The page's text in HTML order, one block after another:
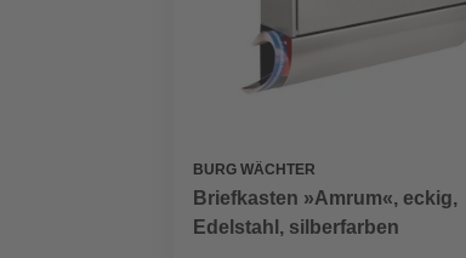
BURG WÄCHTER
Briefkasten »Amrum«, eckig,
Edelstahl, silberfarben